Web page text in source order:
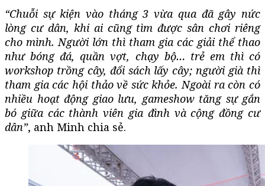
“Chuỗi sự kiện vào tháng 3 vừa qua đã gây nức
lòng cư dân, khi ai cũng tìm được sân chơi riêng
cho mình. Người lớn thì tham gia các giải thể thao
như bóng đá, quần vợt, chạy bộ… trẻ em thì có
workshop trồng cây, đổi sách lấy cây; người già thì
tham gia các hội thảo về sức khỏe. Ngoài ra còn có
nhiều hoạt động giao lưu, gameshow tăng sự gắn
bó giữa các thành viên gia đình và cộng đồng cư
dân”, anh Minh chia sẻ.